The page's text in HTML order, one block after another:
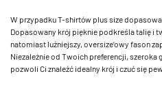
W przypadku T-shirtów plus size
Dopasowany krój pięknie podkreśla talię i
natomiast luźniejszy, oversize’owy fason
Niezależnie od Twoich preferencji,
pozwoli Ci znaleźć idealny krój i czuć się